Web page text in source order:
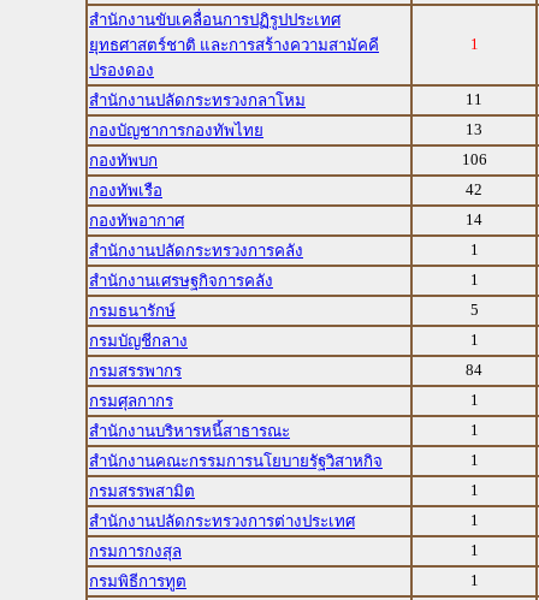
สำนักงานขับเคลื่อนการปฏิรูปประเทศ
ยุทธศาสตร์ชาติ และการสร้างความสามัคคี
ปรองดอง
1
สำนักงานปลัดกระทรวงกลาโหม
11
กองบัญชาการกองทัพไทย
13
กองทัพบก
106
กองทัพเรือ
42
กองทัพอากาศ
14
สำนักงานปลัดกระทรวงการคลัง
1
สำนักงานเศรษฐกิจการคลัง
1
กรมธนารักษ์
5
กรมบัญชีกลาง
1
กรมสรรพากร
84
กรมศุลกากร
1
สำนักงานบริหารหนี้สาธารณะ
1
สำนักงานคณะกรรมการนโยบายรัฐวิสาหกิจ
1
กรมสรรพสามิต
1
สำนักงานปลัดกระทรวงการต่างประเทศ
1
กรมการกงสุล
1
กรมพิธีการทูต
1